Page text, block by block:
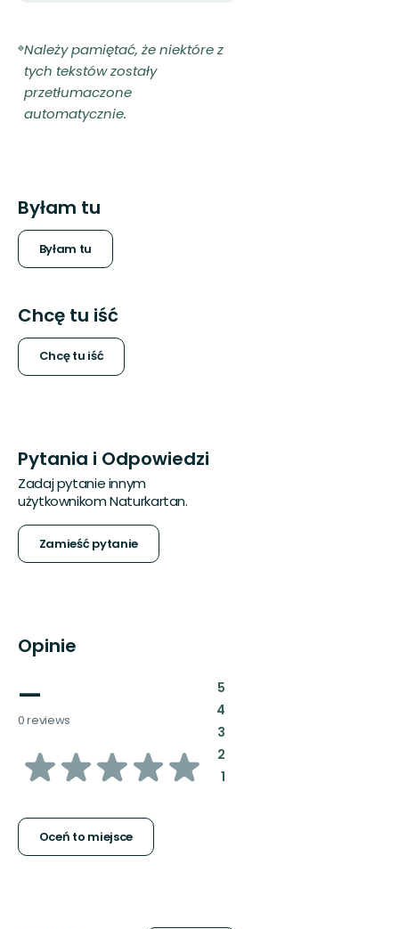
Należy pamiętać, że niektóre z
tych tekstów zostały
przetłumaczone
automatycznie.
Byłam tu
Byłam tu
Chcę tu iść
Chcę tu iść
Pytania i Odpowiedzi
Zadaj pytanie innym
użytkownikom Naturkartan.
Zamieść pytanie
Opinie
—
0 reviews
z
gwiazdek
Oceń to miejsce
5:
4:
3:
2:
1: